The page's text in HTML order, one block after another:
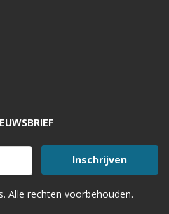
Alle rechten voorbehouden.